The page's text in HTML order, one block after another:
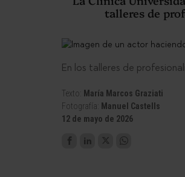
talleres de
En los talleres de
Texto:
María Marcos Graziati
Fotografía:
Manuel Castells
12 de mayo de 2026